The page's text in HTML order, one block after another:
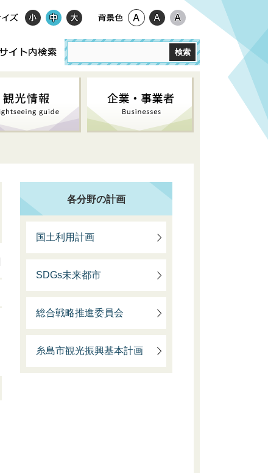
各分野の計画
国土利用計画
SDGs未来都市
総合戦略推進委員会
糸島市観光振興基本計画